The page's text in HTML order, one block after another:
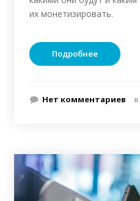
их монетизировать.
Подробнее
Нет комментариев в